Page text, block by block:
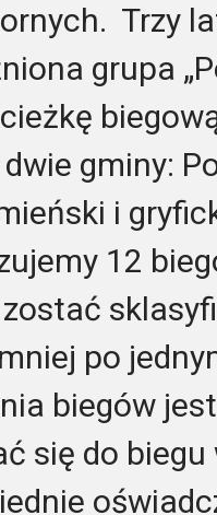
Trzy
grupa
gminy:
i
12
po
biegów
się do biegu